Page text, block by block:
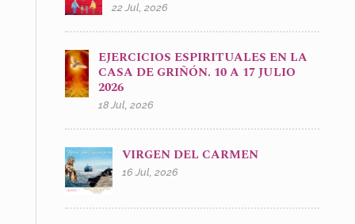
22 Jul, 2026
EJERCICIOS ESPIRITUALES EN LA
CASA DE GRIÑÓN. 10 A 17 JULIO
2026
18 Jul, 2026
VIRGEN DEL CARMEN
16 Jul, 2026